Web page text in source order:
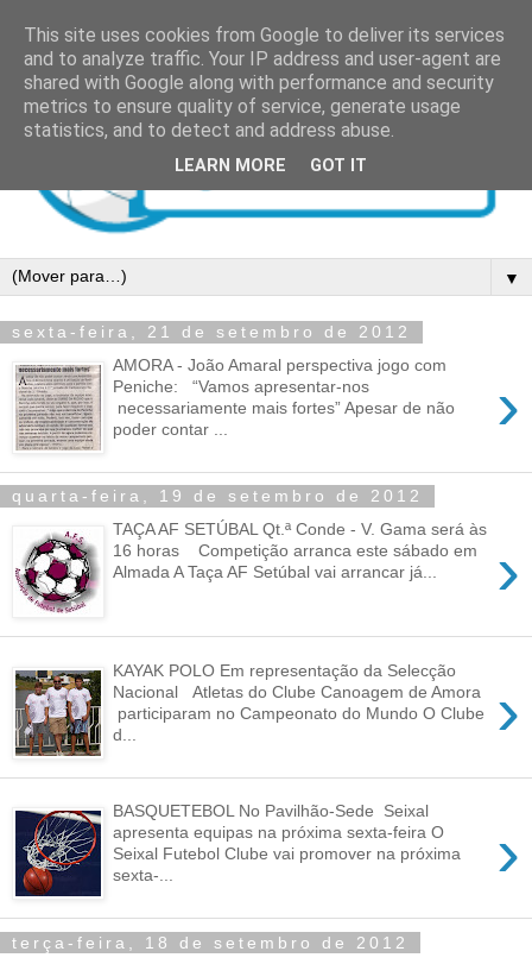
▼
sexta-feira, 21 de setembro de 2012
›
AMORA - João Amaral perspectiva jogo com
Peniche: “Vamos apresentar-nos
necessariamente mais fortes” Apesar de não
poder contar ...
quarta-feira, 19 de setembro de 2012
›
TAÇA AF SETÚBAL Qt.ª Conde - V. Gama será às
16 horas Competição arranca este sábado em
Almada A Taça AF Setúbal vai arrancar já...
›
KAYAK POLO Em representação da Selecção
Nacional Atletas do Clube Canoagem de Amora
participaram no Campeonato do Mundo O Clube
d...
›
BASQUETEBOL No Pavilhão-Sede Seixal
apresenta equipas na próxima sexta-feira O
Seixal Futebol Clube vai promover na próxima
sexta-...
terça-feira, 18 de setembro de 2012
This site uses cookies from Google to deliver its services
and to analyze traffic. Your IP address and user-agent are
shared with Google along with performance and security
metrics to ensure quality of service, generate usage
statistics, and to detect and address abuse.
LEARN MORE GOT IT